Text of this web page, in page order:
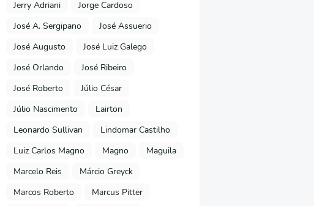
Jerry Adriani
Jorge Cardoso
José A. Sergipano
José Assuerio
José Augusto
José Luiz Galego
José Orlando
José Ribeiro
José Roberto
Júlio César
Júlio Nascimento
Lairton
Leonardo Sullivan
Lindomar Castilho
Luiz Carlos Magno
Magno
Maguila
Marcelo Reis
Márcio Greyck
Marcos Roberto
Marcus Pitter